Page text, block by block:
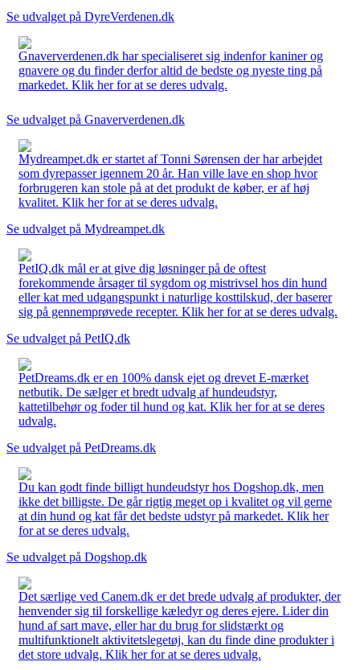
Se udvalget på DyreVerdenen.dk
Gnaververdenen.dk har specialiseret sig indenfor kaniner og
gnavere og du finder derfor altid de bedste og nyeste ting på
markedet. Klik her for at se deres udvalg.
Se udvalget på Gnaververdenen.dk
Mydreampet.dk er startet af Tonni Sørensen der har arbejdet
som dyrepasser igennem 20 år. Han ville lave en shop hvor
forbrugeren kan stole på at det produkt de køber, er af høj
kvalitet. Klik her for at se deres udvalg.
Se udvalget på Mydreampet.dk
PetIQ.dk mål er at give dig løsninger på de oftest
forekommende årsager til sygdom og mistrivsel hos din hund
eller kat med udgangspunkt i naturlige kosttilskud, der baserer
sig på gennemprøvede recepter. Klik her for at se deres udvalg.
Se udvalget på PetIQ.dk
PetDreams.dk er en 100% dansk ejet og drevet E-mærket
netbutik. De sælger et bredt udvalg af hundeudstyr,
kattetilbehør og foder til hund og kat. Klik her for at se deres
udvalg.
Se udvalget på PetDreams.dk
Du kan godt finde billigt hundeudstyr hos Dogshop.dk, men
ikke det billigste. De går rigtig meget op i kvalitet og vil gerne
at din hund og kat får det bedste udstyr på markedet. Klik her
for at se deres udvalg.
Se udvalget på Dogshop.dk
Det særlige ved Canem.dk er det brede udvalg af produkter, der
henvender sig til forskellige kæledyr og deres ejere. Lider din
hund af sart mave, eller har du brug for slidstærkt og
multifunktionelt aktivitetslegetøj, kan du finde dine produkter i
det store udvalg. Klik her for at se deres udvalg.